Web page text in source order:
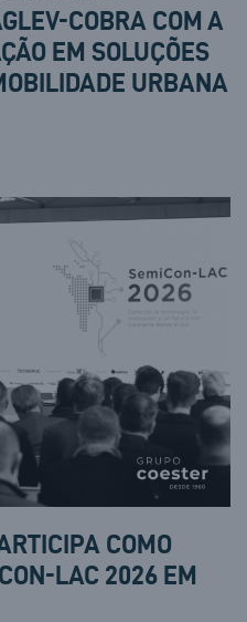
COBRA COM A
EM SOLUÇÕES
URBANA
COMO
LAC 2026 EM